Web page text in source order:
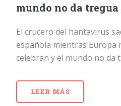
mundo no da tregua
El crucero del hantavirus
española mientras Europa
celebran y el mundo no da
LEER MÁS